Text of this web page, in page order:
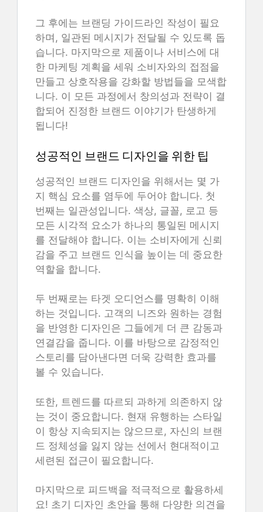
그 후에는 브랜딩 가이드라인 작성이 필요
하며, 일관된 메시지가 전달될 수 있도록 돕
습니다. 마지막으로 제품이나 서비스에 대
한 마케팅 계획을 세워 소비자와의 접점을
만들고 상호작용을 강화할 방법들을 모색합
니다. 이 모든 과정에서 창의성과 전략이 결
합되어 진정한 브랜드 이야기가 탄생하게
됩니다!
성공적인 브랜드 디자인을 위한 팁
성공적인 브랜드 디자인을 위해서는 몇 가
지 핵심 요소를 염두에 두어야 합니다. 첫
번째는 일관성입니다. 색상, 글꼴, 로고 등
모든 시각적 요소가 하나의 통일된 메시지
를 전달해야 합니다. 이는 소비자에게 신뢰
감을 주고 브랜드 인식을 높이는 데 중요한
역할을 합니다.
두 번째로는 타겟 오디언스를 명확히 이해
하는 것입니다. 고객의 니즈와 원하는 경험
을 반영한 디자인은 그들에게 더 큰 감동과
연결감을 줍니다. 이를 바탕으로 감정적인
스토리를 담아낸다면 더욱 강력한 효과를
볼 수 있습니다.
또한, 트렌드를 따르되 과하게 의존하지 않
는 것이 중요합니다. 현재 유행하는 스타일
이 항상 지속되지는 않으므로, 자신의 브랜
드 정체성을 잃지 않는 선에서 현대적이고
세련된 접근이 필요합니다.
마지막으로 피드백을 적극적으로 활용하세
요! 초기 디자인 초안을 통해 다양한 의견을